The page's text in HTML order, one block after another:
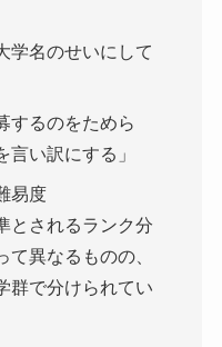
学名のせいにして
するのをためら
い訳にする」
易度
とされるランク分
異なるものの、
群で分けられてい